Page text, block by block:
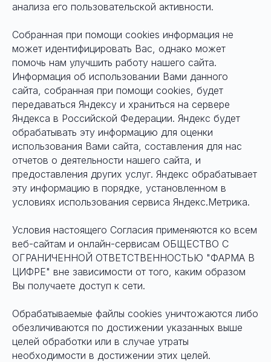
анализа его пользовательской активности.
Собранная при помощи cookies информация не
может идентифицировать Вас, однако может
помочь нам улучшить работу нашего сайта.
Информация об использовании Вами данного
сайта, собранная при помощи cookies, будет
передаваться Яндексу и храниться на сервере
Яндекса в Российской Федерации. Яндекс будет
обрабатывать эту информацию для оценки
использования Вами сайта, составления для нас
отчетов о деятельности нашего сайта, и
предоставления других услуг. Яндекс обрабатывает
эту информацию в порядке, установленном в
условиях использования сервиса Яндекс.Метрика.
Условия настоящего Согласия применяются ко всем
веб-сайтам и онлайн-сервисам ОБЩЕСТВО С
ОГРАНИЧЕННОЙ ОТВЕТСТВЕННОСТЬЮ "ФАРМА В
ЦИФРЕ" вне зависимости от того, каким образом
Вы получаете доступ к сети.
Обрабатываемые файлы cookies уничтожаются либо
обезличиваются по достижении указанных выше
целей обработки или в случае утраты
необходимости в достижении этих целей.